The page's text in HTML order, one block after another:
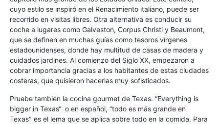
cuyo estilo se inspiró en el Renacimiento italiano, puede ser
recorrido en visitas libres. Otra alternativa es conducir su
coche a lugares como Galveston, Corpus Christi y Beaumont,
que se definen en muchas guías como tesoros vírgenes
estadounidenses, donde hay multitud de casas de madera y
cuidados jardines. Al comienzo del Siglo XX, empezaron a
cobrar importancia gracias a los habitantes de estas ciudades
costeras, que quisieron hacerlas muy sofisticados.
Pruebe también la cocina gourmet de Texas. “Everything is
bigger in Texas“ o en español, “todo es más grande en
Texas" es el lema que se aplica sobre todo en la comida. Para